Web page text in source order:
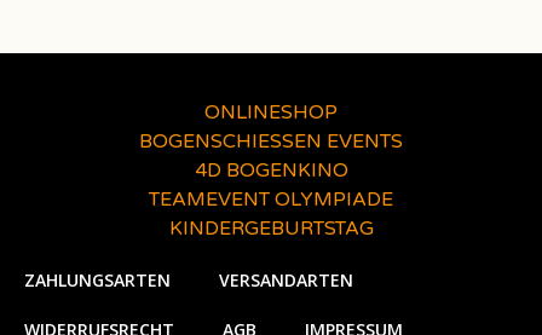
ONLINESHOP
BOGENSCHIESSEN EVENTS
4D BOGENKINO
TEAMEVENT OLYMPIADE
KINDERGEBURTSTAG
ZAHLUNGSARTEN VERSANDARTEN
WIDERRUFSRECHT AGB IMPRESSUM